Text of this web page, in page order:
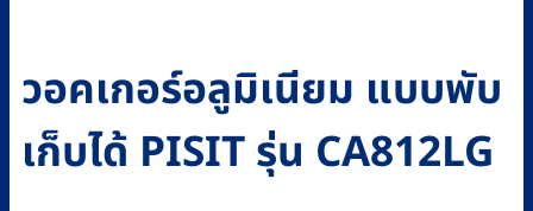
วอคเกอร์อลูมิเนียม แบบพับ
เก็บได้ PISIT รุ่น CA812LG